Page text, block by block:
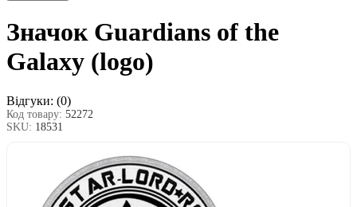
Значок Guardians of the
Galaxy (logo)
Відгуки: (0)
Код товару: 52272
SKU: 18531